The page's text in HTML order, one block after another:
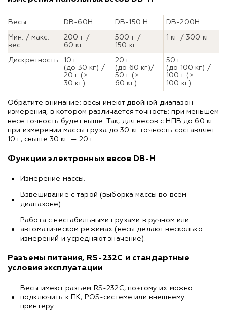
Весы DB-60H DB-150 H DB-200H
Мин. / макс.
вес
200 г /
60 кг
500 г /
150 кг
1 кг / 300 кг
Дискретность
10 г
(до 30 кг) /
20 г (>
30 кг)
20 г
(до 60 кг)/
50 г (>
60 кг)
50 г
(до 100 кг) /
100 г (>
100 кг)
Обратите внимание: весы имеют двойной диапазон
измерения, в котором различается точность: при меньшем
весе точность будет выше. Так, для весов с НПВ до 60 кг
при измерении массы груза до 30 кг точность составляет
10 г, свыше 30 кг — 20 г.
Функции электронных весов DB-H
Измерение массы.
Взвешивание с тарой (выборка массы во всем
диапазоне).
Работа с нестабильными грузами в ручном или
автоматическом режимах (весы делают несколько
измерений и усредняют значение).
Разъемы питания, RS-232C и стандартные
условия эксплуатации
Весы имеют разъем RS-232C, поэтому их можно
подключить к ПК, POS-системе или внешнему
принтеру.